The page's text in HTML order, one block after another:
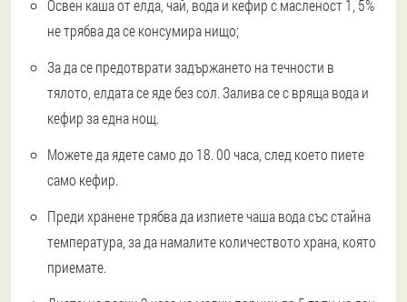
Освен каша от елда, чай, вода и кефир с масленост 1, 5%
не трябва да се консумира нищо;
За да се предотврати задържането на течности в
тялото, елдата се яде без сол. Залива се с вряща вода и
кефир за една нощ.
Можете да ядете само до 18. 00 часа, след което пиете
само кефир.
Преди хранене трябва да изпиете чаша вода със стайна
температура, за да намалите количеството храна, която
приемате.